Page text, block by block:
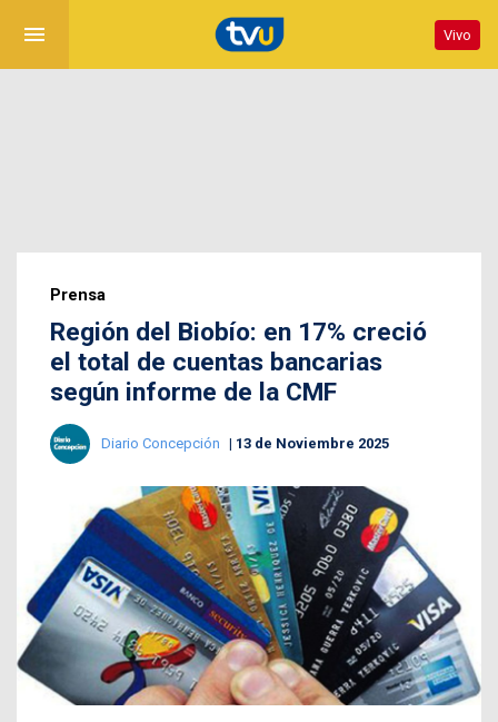
menu Vivo
Prensa
Región del Biobío: en 17% creció
el total de cuentas bancarias
según informe de la CMF
Diario Concepción 13 de Noviembre 2025